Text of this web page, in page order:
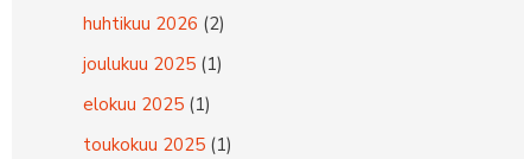
huhtikuu 2026 (2)
joulukuu 2025 (1)
elokuu 2025 (1)
toukokuu 2025 (1)